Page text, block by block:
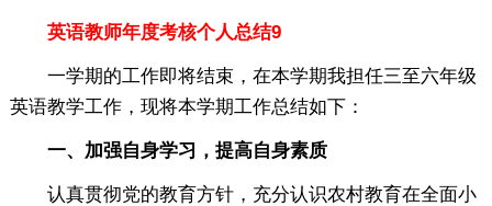
英语教师年度考核个人总结9
一学期的工作即将结束，在本学期我担任三至六年级
英语教学工作，现将本学期工作总结如下：
一、加强自身学习，提高自身素质
认真贯彻党的教育方针，充分认识农村教育在全面小